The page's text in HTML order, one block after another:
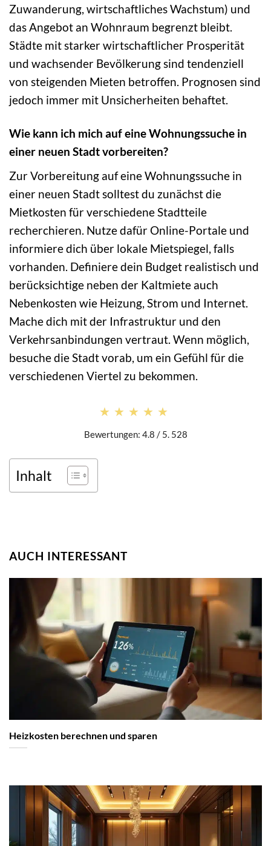
Zuwanderung, wirtschaftliches Wachstum) und
das Angebot an Wohnraum begrenzt bleibt.
Städte mit starker wirtschaftlicher Prosperität
und wachsender Bevölkerung sind tendenziell
von steigenden Mieten betroffen. Prognosen sind
jedoch immer mit Unsicherheiten behaftet.
Wie kann ich mich auf eine Wohnungssuche in
einer neuen Stadt vorbereiten?
Zur Vorbereitung auf eine Wohnungssuche in
einer neuen Stadt solltest du zunächst die
Mietkosten für verschiedene Stadtteile
recherchieren. Nutze dafür Online-Portale und
informiere dich über lokale Mietspiegel, falls
vorhanden. Definiere dein Budget realistisch und
berücksichtige neben der Kaltmiete auch
Nebenkosten wie Heizung, Strom und Internet.
Mache dich mit der Infrastruktur und den
Verkehrsanbindungen vertraut. Wenn möglich,
besuche die Stadt vorab, um ein Gefühl für die
verschiedenen Viertel zu bekommen.
★★★★★
★★★★★
Bewertungen: 4.8 / 5. 528
Inhalt
AUCH INTERESSANT
Heizkosten berechnen und sparen